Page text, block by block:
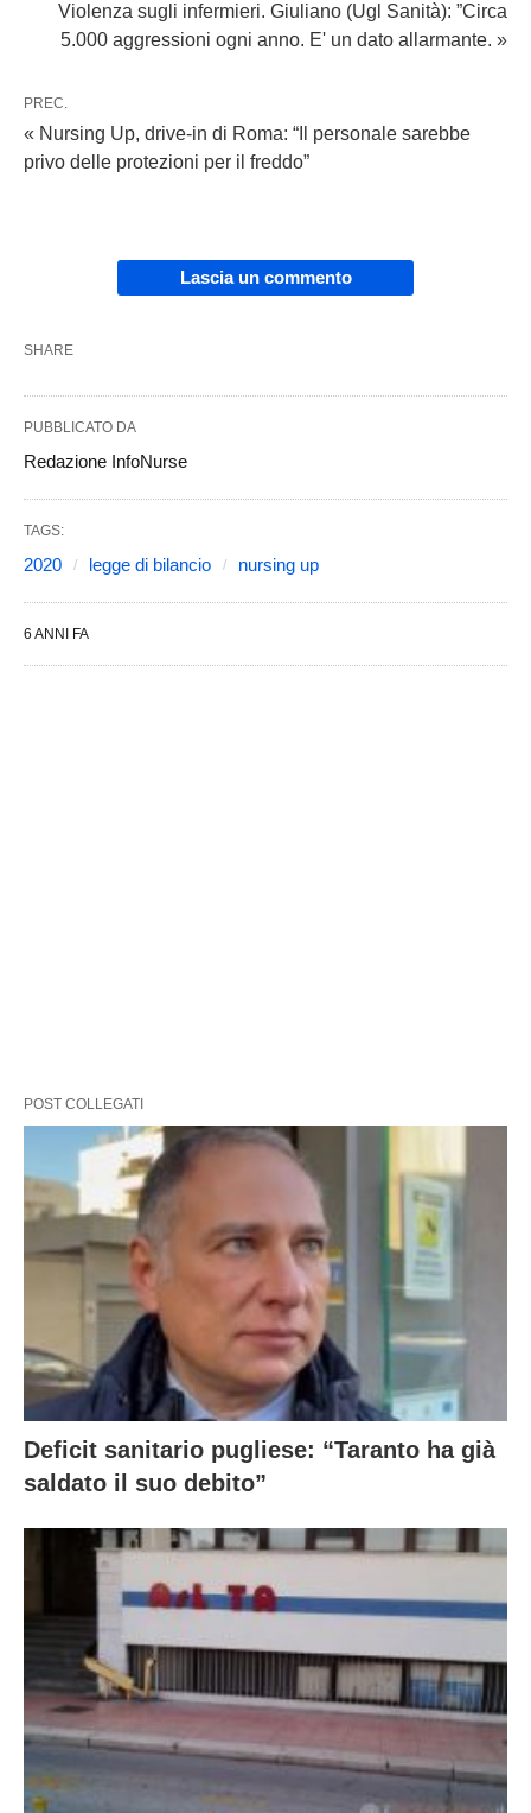
Violenza sugli infermieri. Giuliano (Ugl Sanità): ”Circa
5.000 aggressioni ogni anno. E' un dato allarmante. »
PREC.
« Nursing Up, drive-in di Roma: “Il personale sarebbe
privo delle protezioni per il freddo”
Lascia un commento
SHARE
PUBBLICATO DA
Redazione InfoNurse
TAGS:
2020 legge di bilancio nursing up
6 ANNI FA
POST COLLEGATI
Deficit sanitario pugliese: “Taranto ha già
saldato il suo debito”